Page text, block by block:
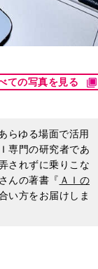
ての写真を見る
らゆる場面で活用
専門の研究者であ
い方をお届けしま
ＡＩの専門家とし